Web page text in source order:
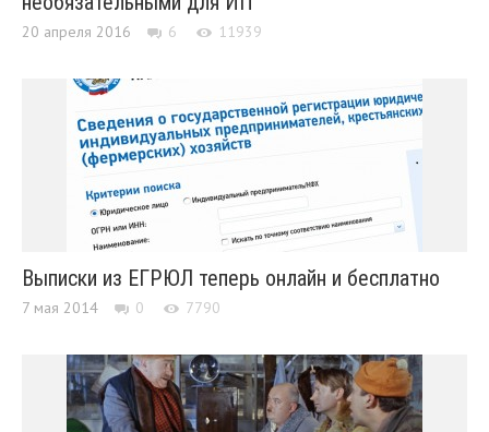
20 апреля 2016 6 11939
Выписки из ЕГРЮЛ теперь онлайн и бесплатно
7 мая 2014 0 7790